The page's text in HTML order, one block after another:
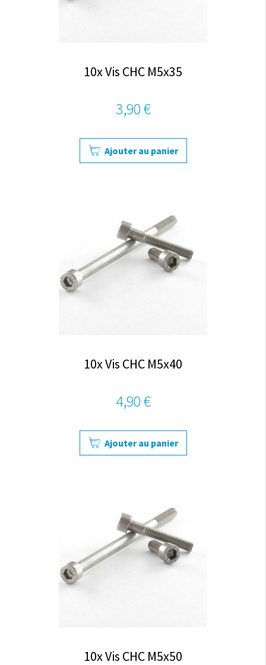
10x Vis CHC M5x35
3,90 €
Ajouter au panier
10x Vis CHC M5x40
4,90 €
Ajouter au panier
10x Vis CHC M5x50